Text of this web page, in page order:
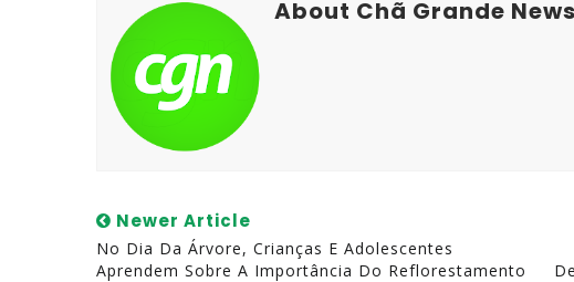
About Chã Grande News
Newer Article
No Dia Da Árvore, Crianças E Adolescentes
Aprendem Sobre A Importância Do Reflorestamento